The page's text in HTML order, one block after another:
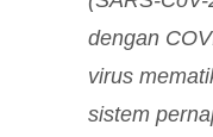
dengan
virus
sistem